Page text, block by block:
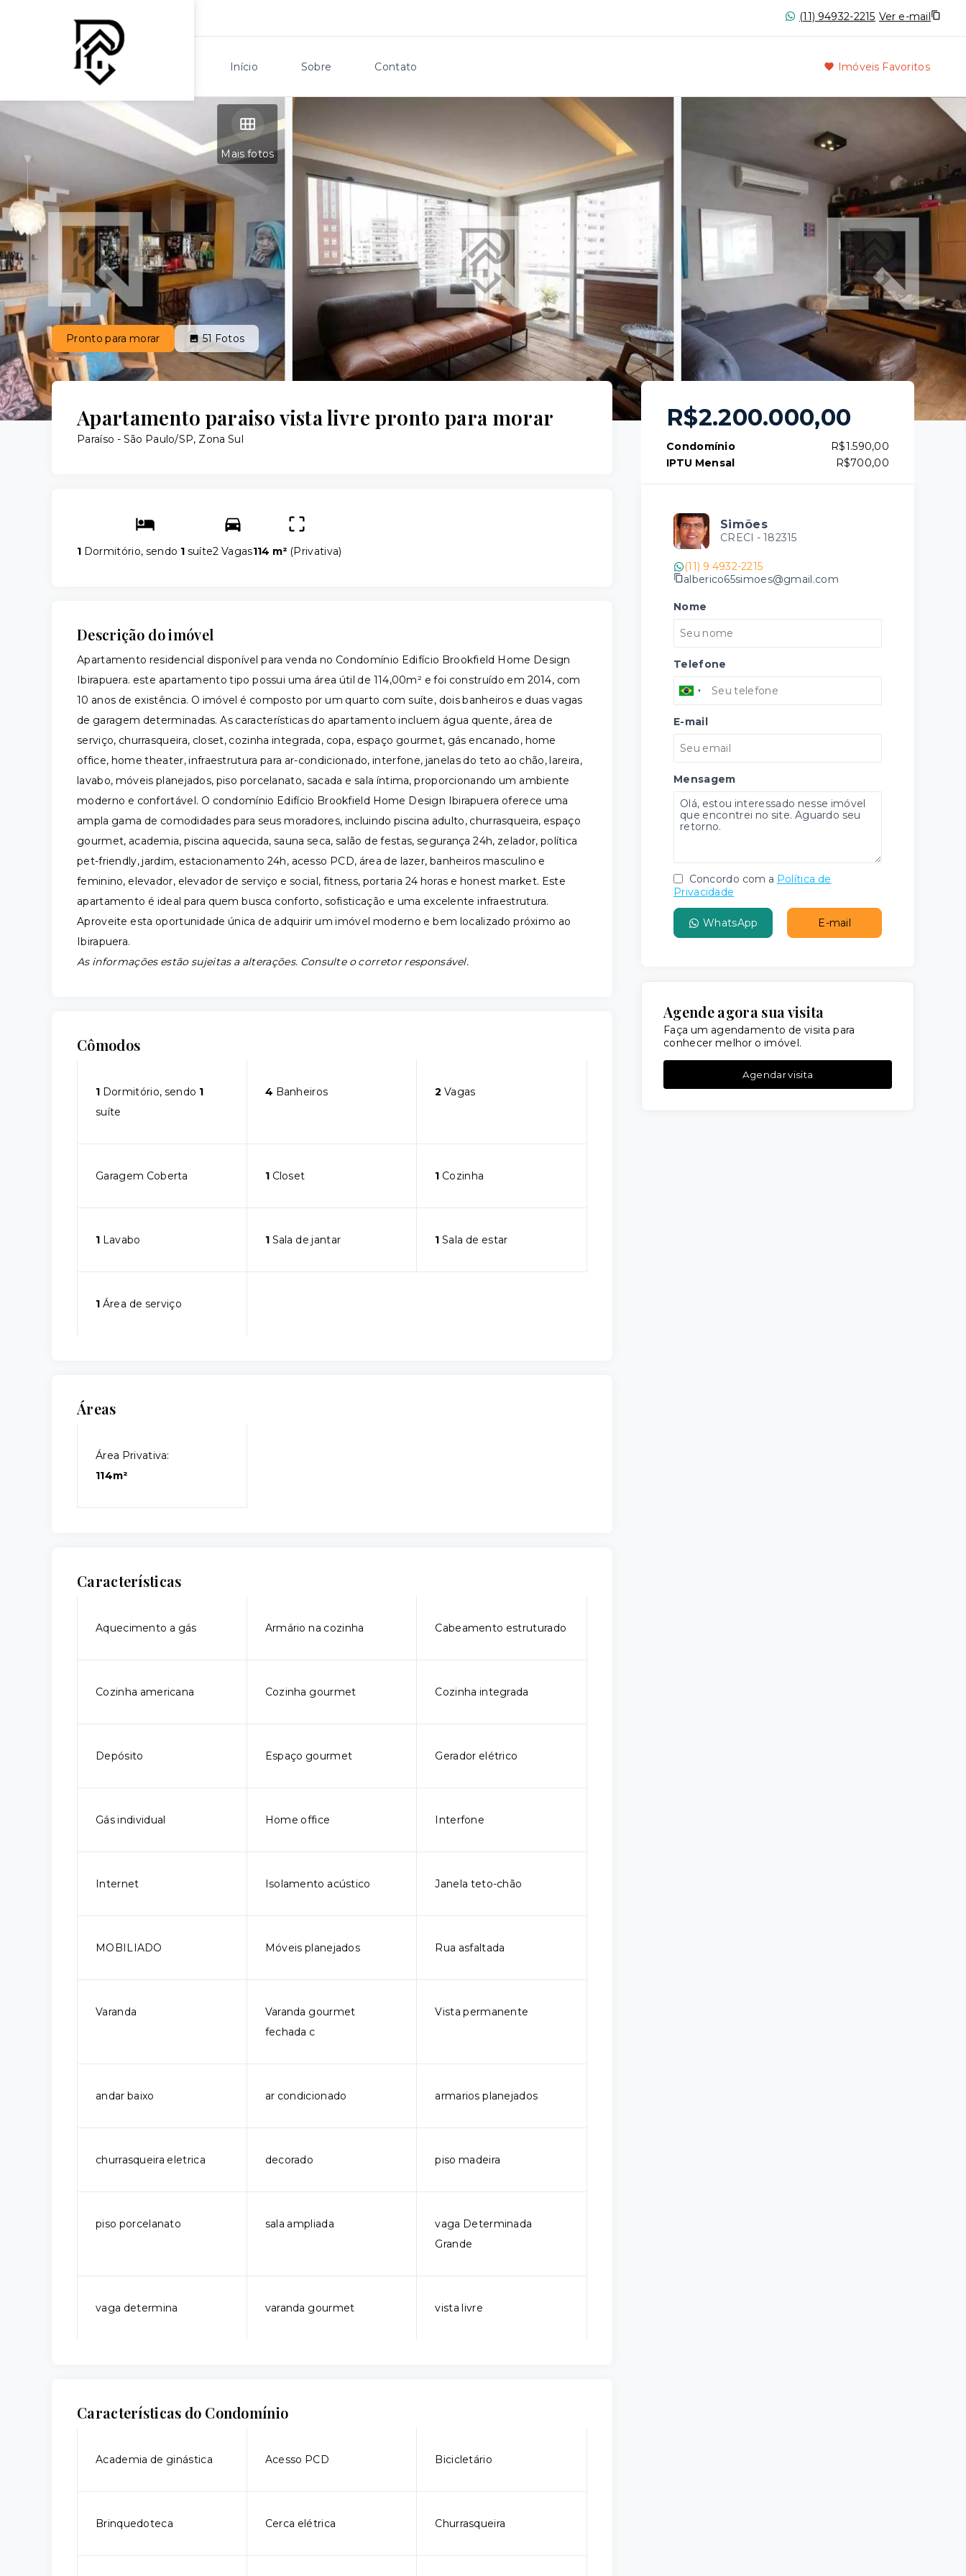
(11) 94932-2215 Ver e-mail
Início Sobre Contato Imóveis Favoritos
Mais fotos
Pronto para morar 51Fotos
Apartamento paraiso vista livre pronto para morar
Paraíso - São Paulo/SP, Zona Sul
1 Dormitório, sendo 1 suíte2 Vagas114 m² (Privativa)
Descrição do imóvel
Apartamento residencial disponível para venda no Condomínio Edifício Brookfield Home Design
Ibirapuera. este apartamento tipo possui uma área útil de 114,00m² e foi construído em 2014, com
10 anos de existência. O imóvel é composto por um quarto com suíte, dois banheiros e duas vagas
de garagem determinadas. As características do apartamento incluem água quente, área de
serviço, churrasqueira, closet, cozinha integrada, copa, espaço gourmet, gás encanado, home
office, home theater, infraestrutura para ar-condicionado, interfone, janelas do teto ao chão, lareira,
lavabo, móveis planejados, piso porcelanato, sacada e sala íntima, proporcionando um ambiente
moderno e confortável. O condomínio Edifício Brookfield Home Design Ibirapuera oferece uma
ampla gama de comodidades para seus moradores, incluindo piscina adulto, churrasqueira, espaço
gourmet, academia, piscina aquecida, sauna seca, salão de festas, segurança 24h, zelador, política
pet-friendly, jardim, estacionamento 24h, acesso PCD, área de lazer, banheiros masculino e
feminino, elevador, elevador de serviço e social, fitness, portaria 24 horas e honest market. Este
apartamento é ideal para quem busca conforto, sofisticação e uma excelente infraestrutura.
Aproveite esta oportunidade única de adquirir um imóvel moderno e bem localizado próximo ao
Ibirapuera.
As informações estão sujeitas a alterações. Consulte o corretor responsável.
Cômodos
1 Dormitório, sendo 1
suíte
4 Banheiros 2 Vagas
Garagem Coberta 1Closet 1 Cozinha
1 Lavabo 1Sala de jantar 1 Sala de estar
1 Área de serviço
Áreas
Área Privativa:
114m²
Características
Aquecimento a gás Armário na cozinha Cabeamento estruturado
Cozinha americana Cozinha gourmet Cozinha integrada
Depósito Espaço gourmet Gerador elétrico
Gás individual Home office Interfone
Internet Isolamento acústico Janela teto-chão
MOBILIADO Móveis planejados Rua asfaltada
Varanda
Varanda gourmet
fechada c
Vista permanente
andar baixo ar condicionado armarios planejados
churrasqueira eletrica decorado piso madeira
piso porcelanato sala ampliada
vaga Determinada
Grande
vaga determina varanda gourmet vista livre
Características do Condomínio
Academia de ginástica Acesso PCD Bicicletário
Brinquedoteca Cerca elétrica Churrasqueira
R$2.200.000,00
Condomínio
R$1.590,00
IPTU Mensal
R$700,00
Simões
CRECI - 182315
(11) 9 4932-2215
alberico65simoes@gmail.com
Nome
Telefone
E-mail
Mensagem
Concordo com a Política de
Privacidade
WhatsApp E-mail
Agende agora sua visita
Faça um agendamento de visita para
conhecer melhor o imóvel.
Agendar visita